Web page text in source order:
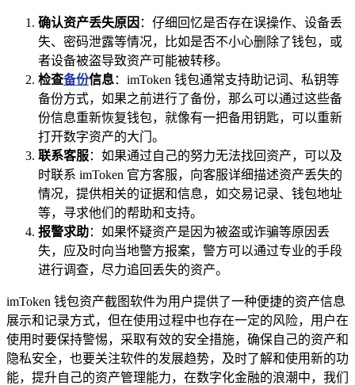
确认资产丢失原因 ：仔细回忆是否存在误操作、设备丢
失、密码泄露等情况，比如是否不小心删除了钱包，或
者设备被盗导致资产可能被转移。
检查备份信息：imToken 钱包通常支持助记词、私钥等
备份方式，如果之前进行了备份，那么可以通过这些备
份信息重新恢复钱包，就像有一把备用钥匙，可以重新
打开数字资产的大门。
联系客服：如果通过自己的努力无法找回资产，可以及
时联系 imToken 官方客服，向客服详细描述资产丢失的
情况，提供相关的证据和信息，如交易记录、钱包地址
等，寻求他们的帮助和支持。
报警求助：如果怀疑资产是因为被盗或诈骗等原因丢
失，应及时向当地警方报案，警方可以通过专业的手段
进行调查，尽力追回丢失的资产。
imToken 钱包资产截图软件为用户提供了一种便捷的资产信息
展示和记录方式，但在使用过程中也存在一定的风险，用户在
使用时要保持警惕，采取有效的安全措施，确保自己的资产和
隐私安全，也要关注软件的发展趋势，及时了解和使用新的功
能，提升自己的资产管理能力，在数字化金融的浪潮中，我们